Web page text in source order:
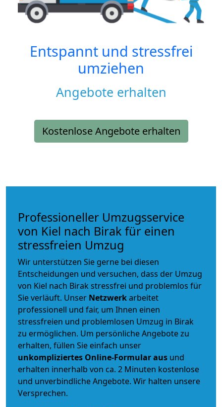
Entspannt und stressfrei
umziehen
Angebote erhalten
Kostenlose Angebote erhalten
Professioneller Umzugsservice
von Kiel nach Birak für einen
stressfreien Umzug
Wir unterstützen Sie gerne bei diesen
Entscheidungen und versuchen, dass der Umzug
von Kiel nach Birak stressfrei und problemlos für
Sie verläuft. Unser Netzwerkarbeitet
professionell und fair, um Ihnen einen
stressfreien und problemlosen Umzug in Birak
zu ermöglichen. Um persönliche Angebote zu
erhalten, füllen Sie einfach unser
unkompliziertes Online-Formular aus und
erhalten innerhalb von ca. 2 Minuten kostenlose
und unverbindliche Angebote. Wir halten unsere
Versprechen.